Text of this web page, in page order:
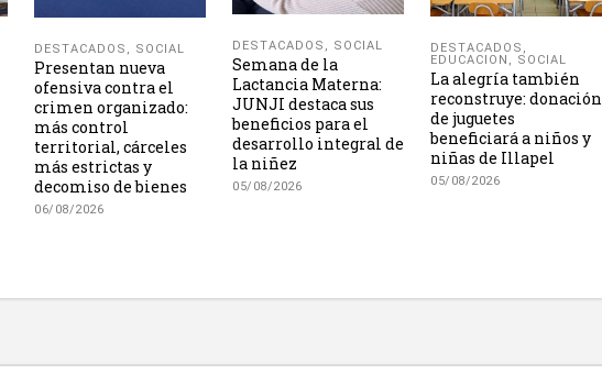
DESTACADOS , SOCIAL
Presentan nueva
ofensiva contra el
crimen organizado:
más control
territorial, cárceles
más estrictas y
decomiso de bienes
06/08/2026
DESTACADOS , SOCIAL
Semana de la
Lactancia Materna:
JUNJI destaca sus
beneficios para el
desarrollo integral de
la niñez
05/08/2026
DESTACADOS ,
EDUCACION , SOCIAL
La alegría también
reconstruye: donación
de juguetes
beneficiará a niños y
niñas de Illapel
05/08/2026